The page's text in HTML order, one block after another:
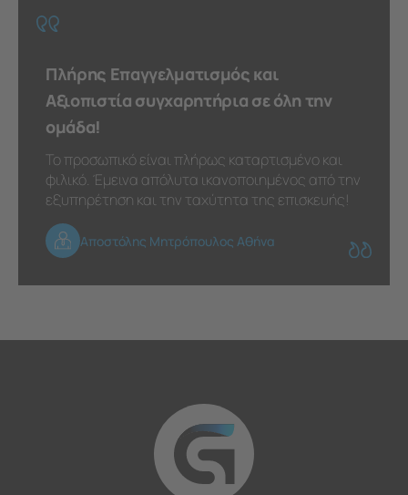
Πλήρης Επαγγελματισμός και
Αξιοπιστία συγχαρητήρια σε όλη την
ομάδα!
Το προσωπικό είναι πλήρως καταρτισμένο και
φιλικό. Έμεινα απόλυτα ικανοποιημένος από την
εξυπηρέτηση και την ταχύτητα της επισκευής!
Αποστόλης Μητρόπουλος Αθήνα